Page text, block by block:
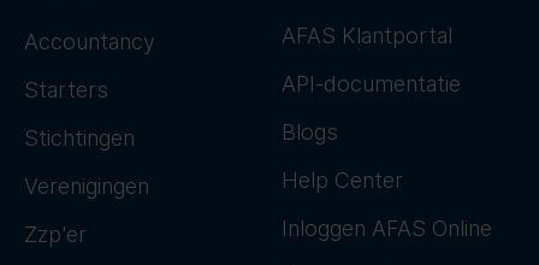
Accountancy
Starters
Stichtingen
Verenigingen
Zzp'er
AFAS Klantportal
API-documentatie
Blogs
Help Center
Inloggen AFAS Online